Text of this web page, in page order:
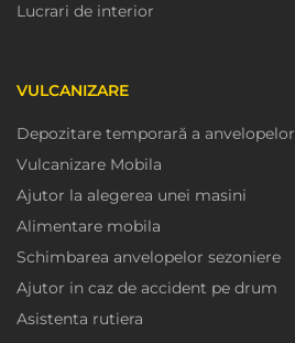
Lucrari de interior
VULCANIZARE
Depozitare temporară a anvelopelor
Vulcanizare Mobila
Ajutor la alegerea unei masini
Alimentare mobila
Schimbarea anvelopelor sezoniere
Ajutor in caz de accident pe drum
Asistenta rutiera